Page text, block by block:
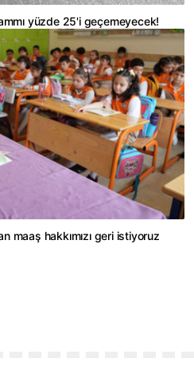
yüzde 25'i geçemeyecek!
maaş hakkımızı geri istiyoruz